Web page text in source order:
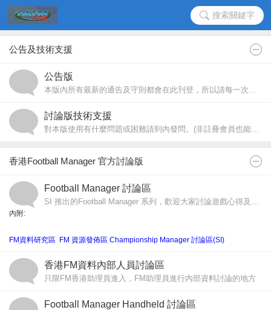
搜索關鍵字
公告及技術支援
公告版
本版內所有最新的通告及守則都會在此刊登，所以請每一次進入本版先到內看一看公告。
討論版技術支援
對本版使用有什麼問題或困難請到內發問。(非註冊會員也能在此發問)
香港Football Manager 官方討論版
Football Manager 討論區
SI 推出的Football Manager 系列，歡迎大家討論遊戲心得及技巧。
內附:
FM資料研究區 FM 資源發佈區 Championship Manager 討論區(SI)
香港FM資料內部人員討論區
只限FM香港助理員進入，FM助理員進行內部資料討論的地方
Football Manager Handheld 討論區